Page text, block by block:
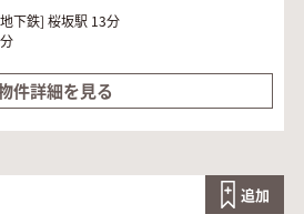
下鉄] 桜坂駅 13分
件詳細を見る
追加